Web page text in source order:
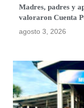
Madres, padres y
valoraron Cuenta
agosto 3, 2026